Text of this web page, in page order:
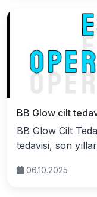
BB Glow cilt
BB Glow Cilt
tedavisi, son
06.10.2025